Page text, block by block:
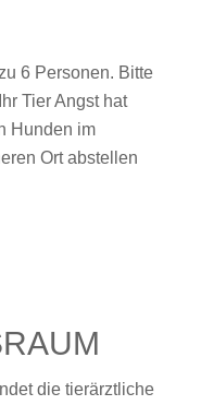
6 Personen. Bitte
Tier Angst hat
Hunden im
Ort abstellen
die tierärztliche